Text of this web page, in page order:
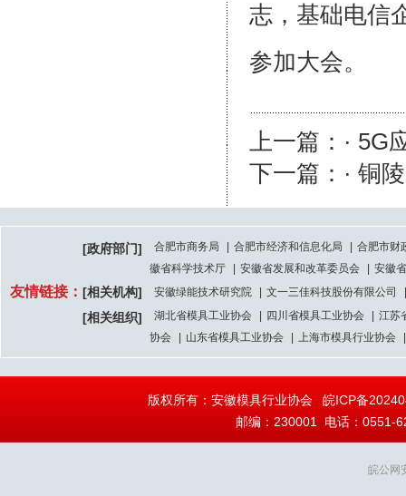
志，基础电信
参加大会。
上一篇：· 5G
下一篇：· 铜
友情链接：
[政府部门] 合肥市商务局 合肥市经济和信息化局
合肥市财
徽省科学技术厅
安徽省发展和改革委员会 安徽
[相关机构] 安徽绿能技术研究院 文一三佳科技股份有限公司
[相关组织] 湖北省模具工业协会 四川省模具工业协会
江苏
协会
山东省模具工业协会 上海市模具行业协会
版权所有：安徽模具行业协会
皖ICP备
邮编：230001 电话：0551-
皖公网